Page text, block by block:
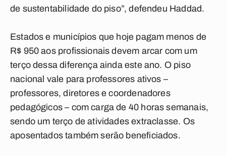
de sustentabilidade do piso”, defendeu Haddad.
Estados e municípios que hoje pagam menos de
R$ 950 aos profissionais devem arcar com um
terço dessa diferença ainda este ano. O piso
nacional vale para professores ativos –
professores, diretores e coordenadores
pedagógicos – com carga de 40 horas semanais,
sendo um terço de atividades extraclasse. Os
aposentados também serão beneficiados.